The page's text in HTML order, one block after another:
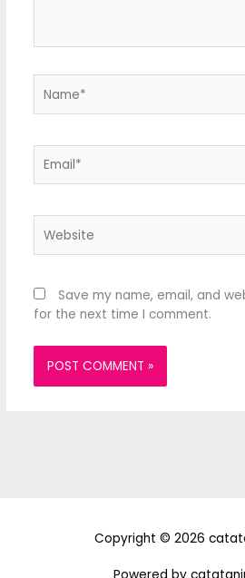
Save my name, email, and
for the next time I comment.
Copyright © 2026